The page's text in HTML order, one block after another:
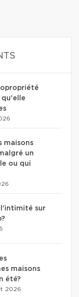
qu'elle
maisons
un
ou qui
l'intimité sur
maisons
été?
2026